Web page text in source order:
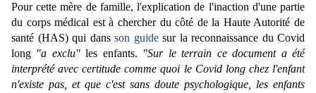
Pour cette mère de famille, l'explication de l'inaction d'une partie
du corps médical est à chercher du côté de la Haute Autorité de
santé (HAS) qui dans son guidesur la reconnaissance du Covid
long "a exclu"les enfants. "Sur le terrain ce document a été
interprété avec certitude comme quoi le Covid long chez l'enfant
n'existe pas, et que c'est sans doute psychologique, les enfants